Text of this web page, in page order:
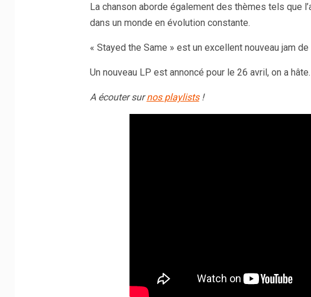
La chanson aborde également des thèmes tels que
dans un monde en évolution constante.
« Stayed the Same » est un excellent nouveau jam
Un nouveau LP est annoncé pour le 26 avril, on a
A écouter surnos playlists!